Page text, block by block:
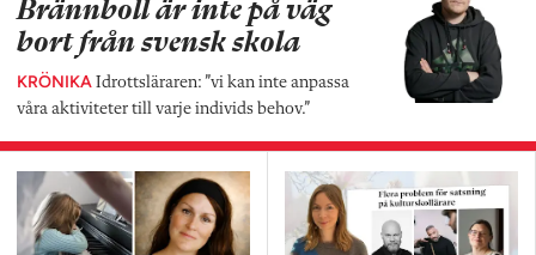
Brännboll är inte på väg
bort från svensk skola
KRÖNIKA Idrottsläraren: ”vi kan inte anpassa
våra aktiviteter till varje individs behov.”